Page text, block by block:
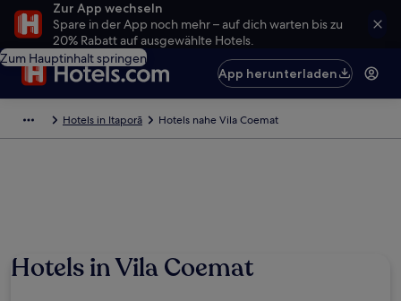
Zur App wechseln
Spare in der App noch mehr – auf dich warten bis zu
20% Rabatt auf ausgewählte Hotels.
Zum Hauptinhalt springen
App herunterladen
Hotels in Itaporã Hotels nahe Vila Coemat
Hotels in Vila Coemat